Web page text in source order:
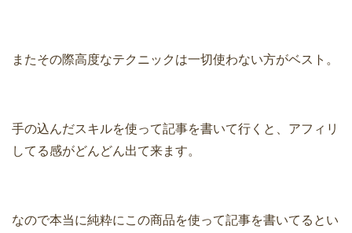
またその際高度なテクニックは一切使わない方がベスト。
手の込んだスキルを使って記事を書いて行くと、アフィリ
してる感がどんどん出て来ます。
なので本当に純粋にこの商品を使って記事を書いてるとい